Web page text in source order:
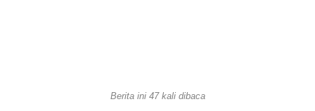
Berita ini 47 kali dibaca